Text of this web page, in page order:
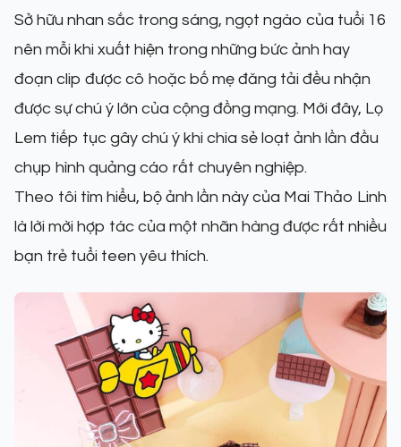
Sở hữu nhan sắc trong sáng, ngọt ngào của tuổi 16
nên mỗi khi xuất hiện trong những bức ảnh hay
đoạn clip được cô hoặc bố mẹ đăng tải đều nhận
được sự chú ý lớn của cộng đồng mạng. Mới đây, Lọ
Lem tiếp tục gây chú ý khi chia sẻ loạt ảnh lần đầu
chụp hình quảng cáo rất chuyên nghiệp.
Theo tôi tìm hiểu, bộ ảnh lần này của Mai Thảo Linh
là lời mời hợp tác của một nhãn hàng được rất nhiều
bạn trẻ tuổi teen yêu thích.